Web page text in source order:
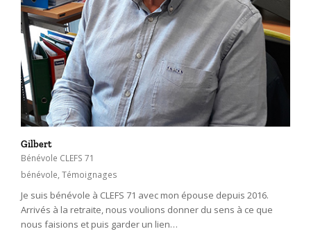
Gilbert
Bénévole CLEFS 71
bénévole, Témoignages
Je suis bénévole à CLEFS 71 avec mon épouse depuis 2016.
Arrivés à la retraite, nous voulions donner du sens à ce que
nous faisions et puis garder un lien…